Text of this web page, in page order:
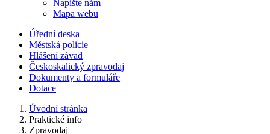
Napište nám
Mapa webu
Úřední deska
Městská policie
Hlášení závad
Českoskalický zpravodaj
Dokumenty a formuláře
Dotace
Úvodní stránka
Praktické info
Zpravodaj